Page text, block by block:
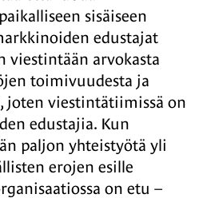
sisäiseen
edustajat
viestintään arvokasta
toimivuudesta ja
joten viestintätiimissä on
edustajia. Kun
paljon yhteistyötä yli
erojen esille
on etu –